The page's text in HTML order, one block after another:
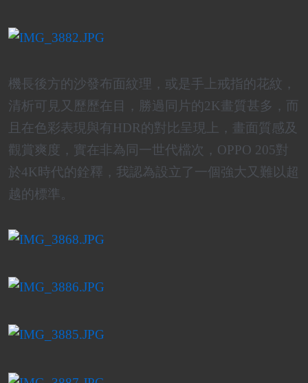
機長後方的沙發布面紋理，或是手上戒指的花紋，
清析可見又歷歷在目，勝過同片的2K畫質甚多，而
且在色彩表現與有HDR的對比呈現上，畫面質感及
觀賞爽度，實在非為同一世代檔次，OPPO 205對
於4K時代的銓釋，我認為設立了一個強大又難以超
越的標準。